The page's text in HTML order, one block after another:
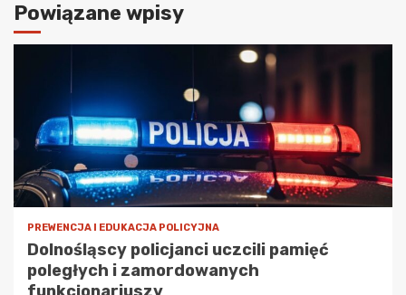
Powiązane wpisy
PREWENCJA I EDUKACJA POLICYJNA
Dolnośląscy policjanci uczcili pamięć
poległych i zamordowanych